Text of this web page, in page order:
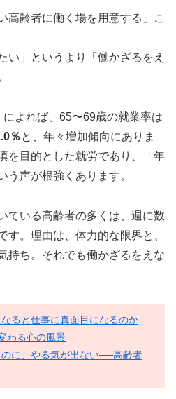
高齢者に働く場を用意する」こ
い」というより「働かざるをえ
よれば、65〜69歳の就業率は
％ と、年々増加傾向にありま
を目的とした就労であり、「年
う声が根強くあります。
ている高齢者の多くは、週に数
す。理由は、体力的な限界と、
持ち。それでも働かざるをえな
ると仕事に真面目になるのか
わる心の風景
に、やる気が出ない──高齢者